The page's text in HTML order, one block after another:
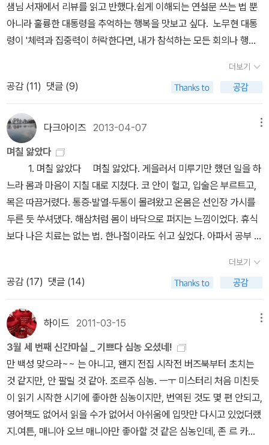
결심을 하고 책으로 뛰어들어야 읽히는 책이 아니라, 책을 열기만 하
면 책이 저절로 내게 스며들어오는 그런 책입니다.
샘님 서재에서 리뷰를 읽고 반했다.쉽게 이해되는 연설문 쓰는 법 뿐
아니라 훌륭한 대통령을 추억하는 행복을 맛보고 싶다. 노무현 대통
령이 '체력과 집중력이 허락한다면, 내가 참석하는 모든 회의나 행사
찬찬히 살펴보고 싶다. 이 이상 무슨 말이 필요할까? 작가 '한 강'을
작품으론 알지 못한다.그저 한승원 작가의 딸이라는 것,그리고 내 사
랑하는 딸이 한강교수의 강의를 듣는다는 것 밖에는... 그런데 80년
5월을 소재로 쓴 작품이 나와서 반갑다. 작가라면 80년 5월에 부채
감을 더 크게 갖고 있지 않을까 짐작만... <먹고 기도하고 사랑하라
>의엘리자베스 길버트 신간이 2권으로 나왔다. 표지도 예뻐서 기대
치가 높다.^^<먹고 기도하고 사랑하라>를 주고 미국으로 떠난 00님
이 보고 싶다. <꾸뻬씨의 ~ 여행> 시리즈도아직 소장하지 못한
책에 눈길이 머문다.꾸뻬 시리즈는 도서관 이용자들이 즐겨 찾는 책
이다. 진중권의 신간도서가 노란표지로 나왔다. 미워할 수 없는
사람~ ^^어제 자원봉사하러 왔던 여대생 둘이 우리서가에 꽃힌 책을
보면서 '진중권교수가 서양미술사도 냈었네~'하고 말했다.그리곤 들
춰보기에 '대출해줄게~' 말했더니 '다음주 기말시험이라 보고 싶지만
여대생들이 진중권의 세계에 입문하기를 기다리면 담아보는 책들....
이금이 작가님 책은 모두 다 읽고 소장해야지, 생각했는데 이 책
은 아직 만나지 못했다.엄마는 글쓰고 딸은 표지를 그리는 아름다운
조합이 부럽다.<너도 하늘말나리야>와 <소희의 방>을 잇는 마지막
이라 더욱 더 궁금하다~ <너도 하늘말나리야>는 3가지를 다 소장했
는데 표지가 다 다르네. 고3 수험생을 둔 엄마가 부탁한 책
더보기
공감 (11) 댓글 (9)
다크아이즈 2013-04-07
며칠 앓았다
느라 몸과 마음이 지칠 대로 지쳤다. 코 안이 헐고, 입술은 부르트고,
목은 따끔거렸다. 통증·발열·두통이 몰려왔고 온몸은 선인장 가시를
두른 듯 쑤셔댔다. 해삼처럼 몸이 바닥으로 퍼지는 느낌이었다. 휴식
보다 나은 치료는 없는 법. 한나절이라도 쉬고 싶었다. 아파서 공부 선
러누우려는데 초인종이 울린다. 택배기사인가 싶어 얼른 문을 열었
다. 웬걸, 양해 구하는 문자를 받은 친구들이 들이닥친다. 문병이란 건
핑계였다. 얼마나 재바른 손인지 그 바쁜 아침 시간에 이것저것 챙겨
서 공부하러 가는 길에 부려놓는다. 차 한 잔 하고 가라는 말을 할 틈
도 주지 않고 금세 사라진다. 곰국, 미역국, 레몬차, 복숭아효소, 물김
치 등 아픈 사람 기운 돋게 하는 먹거리 앞에서 울컥하다 못해 망연자
실하고 만다. 우정을 얘기하는 고사성어 중에 간담상조(肝膽相
照)라는 말이 있다. 말 그대로 ‘간과 쓸개를 꺼내 보일 수 있는’ 흉허
물 없는 사이를 말한다. 당나라 때 어려운 처지에서 더 어려운 친구를
생각한 유종원의 우정을 기리는 묘비명에서 따온 말인데, 간담상조하
기의 어려움을 강조하는 의미도 있으리라. 평화로운 나날에는 웃고
더보기
공감 (17) 댓글 (14)
하이드 2011-03-15
3월 세 번째 신간마실 _ 기쁘다 심농 오셨네!
만 백성 맞으라~~ 는 아니고, 왠지 전집 시작전 버즈북부터 초치는
것 같지만, 안 팔릴 것 같아. 조르주 심농. ㅡㅜ 미스터리 처음 미친듯
이 읽기 시작한 시기에 좋아한 심농이지만, 번역된 것도 몇 편 안되고,
영어책도 없어서 읽을 수가 없어서 아쉬움에 입맛만 다시고 있었더랬
지.여튼, 매니아 오브 매니아만 좋아할 것 같은 심농인데, 존 르 카레